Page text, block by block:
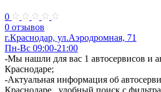
0
0 отзывов
г.Краснодар, ул.​Аэродромная, 71
Пн-Вс 09:00-21:00
-Мы нашли для вас 1 автосервисов и
Краснодаре;
-Актуальная информация об
Краснодаре , удобный поиск с